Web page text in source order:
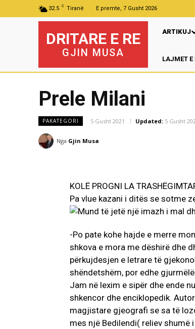
32.5 C Tiranë E premte, 7 Gusht 2026
DRITARE E RE
GJIN MUSA
ARTIKUJ
LAJMET E
Prele Milani
PAKATEGORI 5 Gusht 2021 Updated: 5 Gusht
Nga Gjin Musa
KOLË PROGNI LA
Pa vlue kazani i ditës se sotme
-Po pate kohe hajde e merre
shkova e mora me dëshirë dhe
përkujdesjen e letrare të
shëndetshëm, por edhe
Jam në lexim e sipër dhe ende
shkencor dhe enciklopedik.
magjistare gjeografi se sa të
mes një Bedilendi( reliev shumë